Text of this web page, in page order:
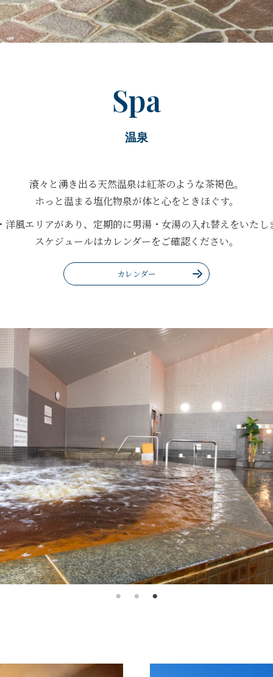
Spa
温泉
滾々と湧き出る天然温泉は紅茶のような茶褐色。
ホっと温まる塩化物泉が体と心をときほぐす。
洋風エリアがあり、定期的に男湯・女湯の入れ替えをいたし
スケジュールはカレンダーをご確認ください。
カレンダー